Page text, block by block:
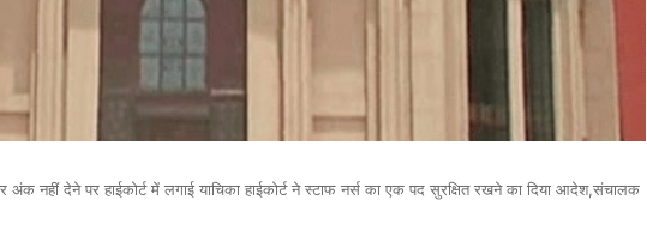
नहीं देने पर हाईकोर्ट में लगाई याचिका हाईकोर्ट ने स्टाफ नर्स का एक पद सुरक्षित रखने का दिया आदेश,संचालक